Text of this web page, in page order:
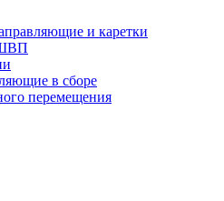
и каретки
в сборе
перемещения